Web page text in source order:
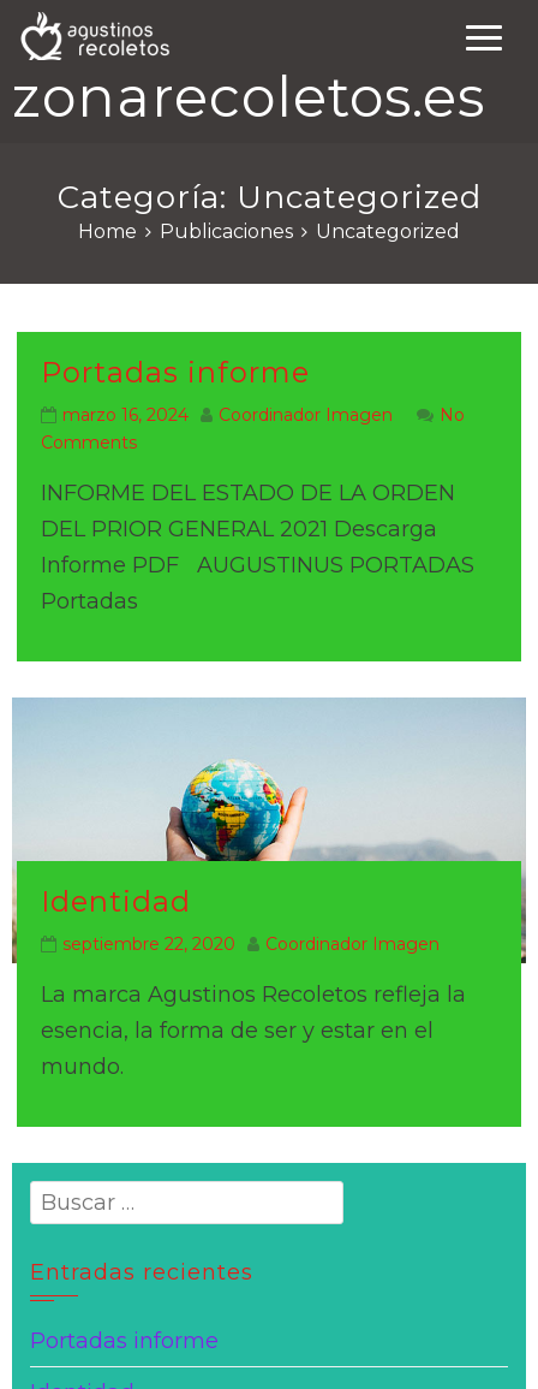
zonarecoletos.es
Categoría: Uncategorized
Home Publicaciones Uncategorized
Portadas informe
marzo 16, 2024 Coordinador Imagen
No
Comments
INFORME DEL ESTADO DE LA ORDEN
DEL PRIOR GENERAL 2021 Descarga
Informe PDF AUGUSTINUS PORTADAS
Portadas
Identidad
septiembre 22, 2020 Coordinador Imagen
La marca Agustinos Recoletos refleja la
esencia, la forma de ser y estar en el
mundo.
Buscar:
Entradas recientes
Portadas informe